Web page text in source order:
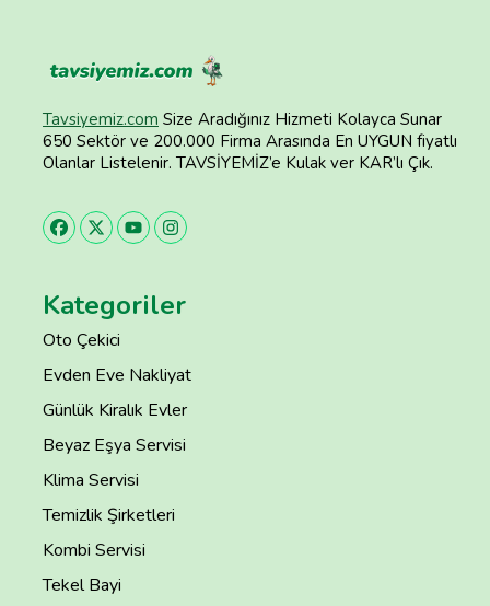
Tavsiyemiz.com Size Aradığınız Hizmeti Kolayca Sunar
650 Sektör ve 200.000 Firma Arasında En UYGUN fiyatlı
Olanlar Listelenir. TAVSİYEMİZ’e Kulak ver KAR’lı Çık.
Kategoriler
Oto Çekici
Evden Eve Nakliyat
Günlük Kiralık Evler
Beyaz Eşya Servisi
Klima Servisi
Temizlik Şirketleri
Kombi Servisi
Tekel Bayi